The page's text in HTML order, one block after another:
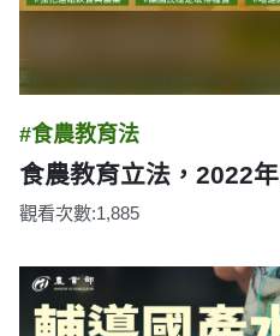
#食農教育法
食農教育立法，2022
觀看次數:1,885